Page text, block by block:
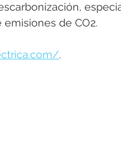
de CO2.
.